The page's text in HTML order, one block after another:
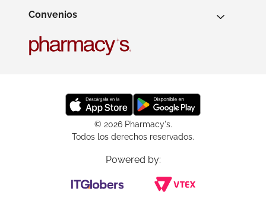
Convenios
© 2026 Pharmacy's.
Todos los derechos reservados.
Powered by: